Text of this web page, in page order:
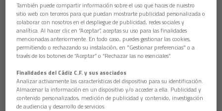
También puede compartir información sobre el uso que haces de nuestro
sitio web con terceros para que puedan mostrarte publicidad personalizada o
colaborar con nosotros en el despliegue de publicidad, redes sociales y
analítica. Al hacer clic en “Aceptar”, aceptas su uso para las finalidades
mencionadas anteriormente. En todo caso, puedes gestionar las cookies,
permitiendo o rechazando su instalación, en "Gestionar preferencias" o a
través de los botones de “Aceptar” o “Rechazar las no esenciales”.
Finalidades del Cádiz C.F. y sus asociados
Analizar activamente las características del dispositivo para su identificación.
Almacenar la información en un dispositivo y/o acceder a ella. Publicidad y
contenido personalizados, medición de publicidad y contenido, investigación
de audiencia y desarrollo de servicios.